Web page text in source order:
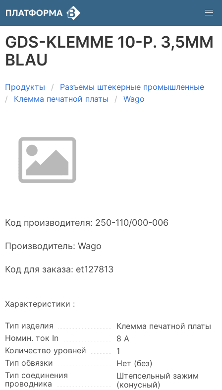
GDS-KLEMME 10-P. 3,5MM
BLAU
Продукты
Разъемы штекерные промышленные
Клемма печатной платы
Wago
Код производителя: 250-110/000-006
Производитель: Wago
Код для заказа: et127813
Характеристики :
Тип изделия
Клемма печатной платы
Номин. ток In
8 А
Количество уровней
1
Тип обвязки
Нет (без)
Тип соединения
проводника
Штепсельный зажим
(конусный)